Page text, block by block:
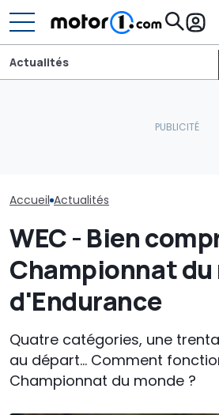
Actualités
Accueil Actualités
WEC - Bien
Championnat du
d'Endurance
Quatre catégories, une
au départ... Comment
Championnat du monde ?